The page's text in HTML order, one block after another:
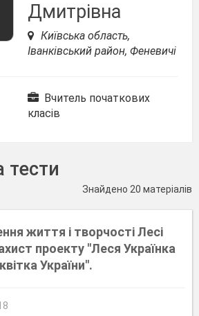
Дмитрівна
Київська область,
Іванківський район, Феневичі
Вчитель початкових
класів
тести
Знайдено 20 матеріалів
життя і творчості Лесі
проекту "Леся Українка
України".